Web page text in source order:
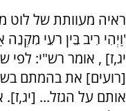
ראיה מעוותת של לוט
'וַיְהִי רִיב בֵּין רֹעֵי
יג,ז] , אומר רש"י: לפי
[רועים] את בהמתם
אותם על הגזל...